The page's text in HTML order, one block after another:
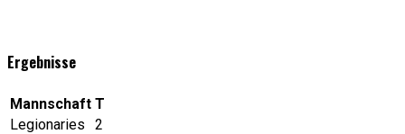
Ergebnisse
Mannschaft T
Legionaries
2